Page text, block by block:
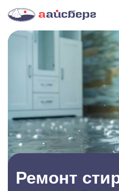
Ремонт